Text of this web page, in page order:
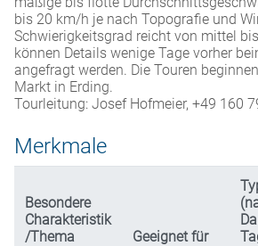
bis 20 km/h je nach Topografie und
Schwierigkeitsgrad reicht von mittel
können Details wenige Tage vorher
angefragt werden. Die Touren
Markt in Erding.
Tourleitung: Josef Hofmeier, ‭+49 160
Merkmale
Besondere
Charakteristik
/Thema
Geeignet für